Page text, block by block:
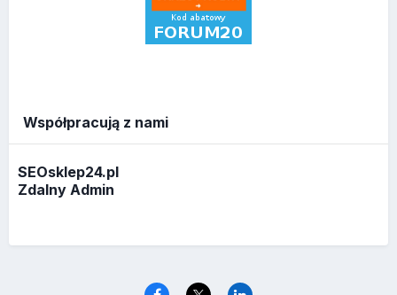
Współpracują z nami
SEOsklep24.pl
Zdalny Admin